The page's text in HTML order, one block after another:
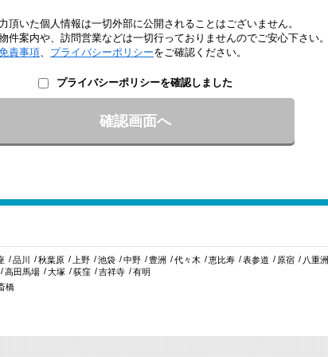
頂いた個人情報は一切外部に公開されることはございません。
件案内や、訪問営業などは一切行っておりませんのでご安心下さい。
責事項、 プライバシーポリシーをご確認ください。
プライバシーポリシーを確認しました
品川 秋葉原 上野 池袋 中野 豊洲 代々木 恵比寿 表参道 原宿 八重洲
高田馬場 大塚 荻窪 吉祥寺
有明
橋